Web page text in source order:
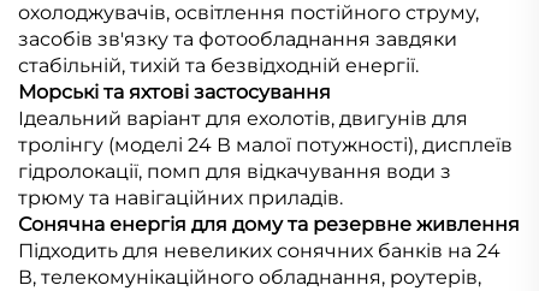
охолоджувачів, освітлення постійного струму,
засобів зв'язку та фотообладнання завдяки
стабільній, тихій та безвідходній енергії.
Морські та яхтові застосування
Ідеальний варіант для ехолотів, двигунів для
тролінгу (моделі 24 В малої потужності), дисплеїв
гідролокації, помп для відкачування води з
трюму та навігаційних приладів.
Сонячна енергія для дому та резервне живлення
Підходить для невеликих сонячних банків на 24
В, телекомунікаційного обладнання, роутерів,